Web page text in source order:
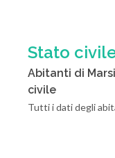
Stato
Abitanti di
civile
Tutti i dati degli